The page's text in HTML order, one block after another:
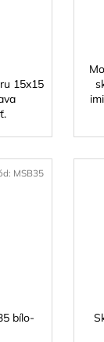
15x15
bílo-
MSB35